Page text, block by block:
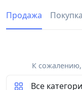
Продажа Покупка
К
Все